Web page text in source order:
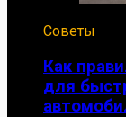
Советы
Как
для